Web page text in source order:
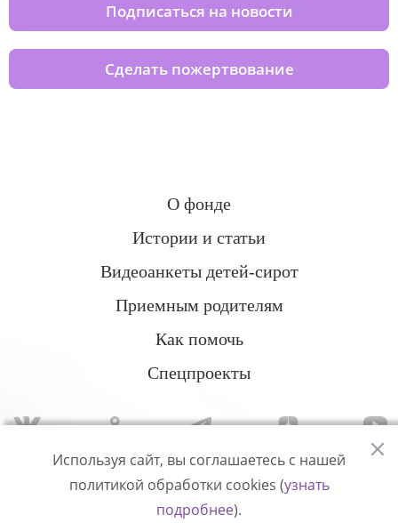
Подписаться на новости
Сделать пожертвование
О фонде
Истории и статьи
Видеоанкеты детей-сирот
Приемным родителям
Как помочь
Спецпроекты
Политика конфиденциальности
Используя сайт, вы соглашаетесь с нашей
политикой обработки cookies (узнать
подробнее).